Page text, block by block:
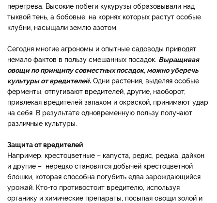
перегрева. Высокие побеги кукурузы образовывали над
тыквой тень, а бобовые, на корнях которых растут особые
клубни, насыщали землю азотом.
Сегодня многие агрономы и опытные садоводы приводят
немало фактов в пользу смешанных посадок. Выращивая
овощи по принципу совместных посадок, можно уберечь
культуры от вредителей. Одни растения, выделяя особые
ферменты, отпугивают вредителей, другие, наоборот,
привлекая вредителей запахом и окраской, принимают удар
на себя. В результате одновременную пользу получают
различные культуры.
Защита от вредителей
Например, крестоцветные – капуста, редис, редька, дайкон
и другие – нередко становятся добычей крестоцветной
блошки, которая способна погубить едва зарождающийся
урожай. Кто-то противостоит вредителю, используя
органику и химические препараты, посыпая овощи золой и